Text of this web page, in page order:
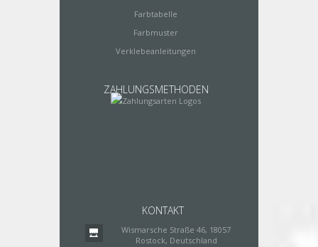
Farbtabelle
Farbmuster
Verklebeanleitungen
ZAHLUNGSMETHODEN
KONTAKT
Wismarsche Straße 46, 18057
Rostock, Deutschland